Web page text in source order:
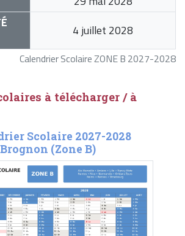
Calendrier Scolaire ZONE B 2027-2028
4 juillet 2028
à télécharger / à
Scolaire 2027-2028
Brognon (Zone B)